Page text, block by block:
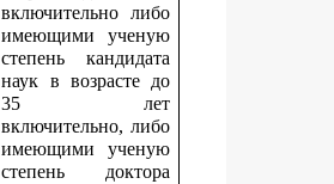
включительно либо
имеющими ученую
степень кандидата
наук в возрасте до
35 лет
включительно, либо
имеющими ученую
степень доктора